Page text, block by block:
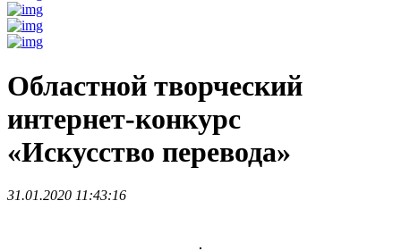
Областной творческий
интернет-конкурс
«Искусство перевода»
31.01.2020 11:43:16